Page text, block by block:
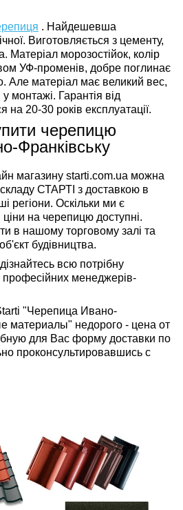
. Найдешевша
Виготовляється з цементу,
Матеріал морозостійок, колір
УФ-променів, добре поглинає
Але матеріал має великий вес,
монтажі. Гарантія від
на 20-30 років експлуатації.
черепицю
Франківську
магазину starti.com.ua можна
СТАРТІ з доставкою в
регіони. Оскільки ми є
на черепицю доступні.
в нашому торговому залі та
будівництва.
всю потрібну
менеджерів-
"Черепица Ивано-
материалы" недорого - цена от
для Вас форму доставки по
проконсультировавшись с